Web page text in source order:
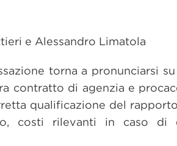
e Alessandro Limatola
torna a pronunciarsi
contratto di agenzia e
qualificazione del
costi rilevanti in caso di